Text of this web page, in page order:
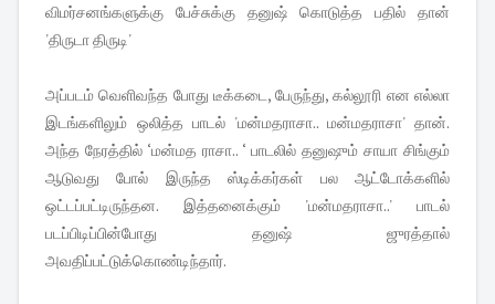
விமர்சனங்களுக்கு பேச்சுக்கு தனுஷ் கொடுத்த பதில் தான்
'திருடா திருடி'
அப்படம் வெளிவந்த போது டீக்கடை, பேருந்து, கல்லூரி என எல்லா
இடங்களிலும் ஒலித்த பாடல் 'மன்மதராசா.. மன்மதராசா' தான்.
அந்த நேரத்தில் ‘மன்மத ராசா.. ‘ பாடலில் தனுஷும் சாயா சிங்கும்
ஆடுவது போல் இருந்த ஸ்டிக்கர்கள் பல ஆட்டோக்களில்
ஒட்டப்பட்டிருந்தன. இத்தனைக்கும் 'மன்மதராசா..' பாடல்
படப்பிடிப்பின்போது தனுஷ் ஜுரத்தால்
அவதிப்பட்டுக்கொண்டிந்தார்.